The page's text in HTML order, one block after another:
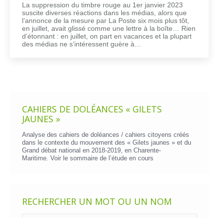
La suppression du timbre rouge au 1er janvier 2023
suscite diverses réactions dans les médias, alors que
l’annonce de la mesure par La Poste six mois plus tôt,
en juillet, avait glissé comme une lettre à la boîte… Rien
d’étonnant : en juillet, on part en vacances et la plupart
des médias ne s’intéressent guère à…
CAHIERS DE DOLÉANCES « GILETS
JAUNES »
Analyse des cahiers de doléances / cahiers citoyens créés
dans le contexte du mouvement des « Gilets jaunes » et du
Grand débat national en 2018-2019, en Charente-
Maritime. Voir le sommaire de l’étude en cours
RECHERCHER UN MOT OU UN NOM